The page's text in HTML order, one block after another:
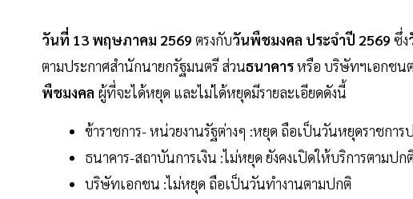
วันที่ 13 พฤษภาคม 2569 ตรงกับวันพืชมงคล ประจำปี 2569 ซึ่ง
ตามประกาศสำนักนายกรัฐมนตรี ส่วนธนาคารหรือ บริษัทฯเอกชน
พืชมงคล ผู้ที่จะได้หยุด และไม่ได้หยุดมีรายละเอียดดังนี้
ข้าราชการ- หน่วยงานรัฐต่างๆ :หยุด ถือเป็นวันหยุดราชการ
ธนาคาร-สถาบันการเงิน :ไม่หยุด ยังคงเปิดให้บริการตามปก
บริษัทเอกชน :ไม่หยุด ถือเป็นวันทำงานตามปกติ